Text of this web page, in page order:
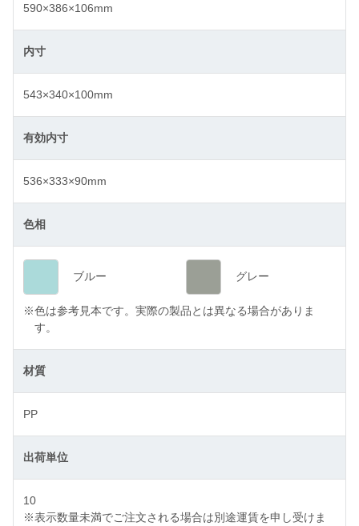
590×386×106mm
内寸
543×340×100mm
有効内寸
536×333×90mm
色相
ブルー グレー
※色は参考見本です。実際の製品とは異なる場合がありま
す。
材質
PP
出荷単位
10
※表示数量未満でご注文される場合は別途運賃を申し受けま